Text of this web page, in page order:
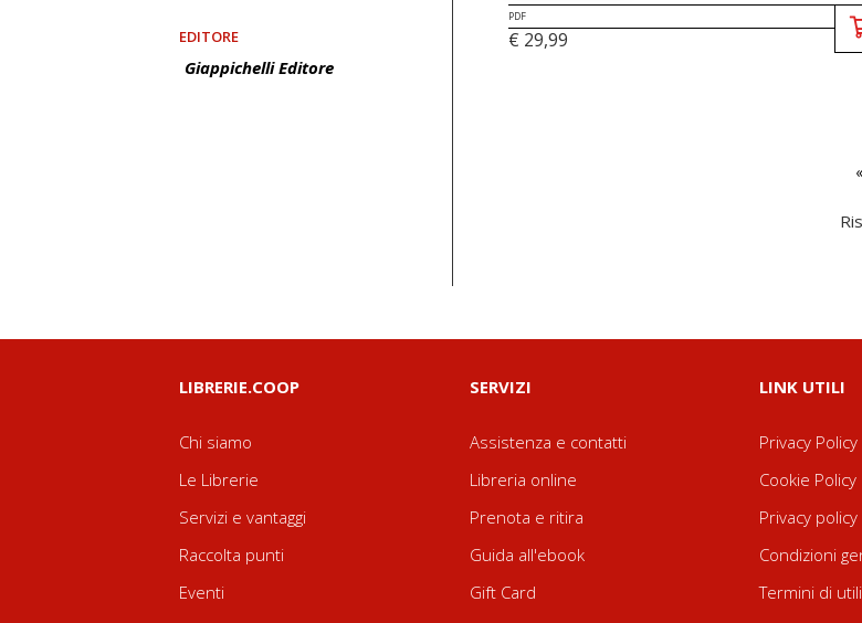
EDITORE
Giappichelli Editore
PDF
€ 29,99
«
LIBRERIE.COOP
Chi siamo
Le Librerie
Servizi e vantaggi
Raccolta punti
Eventi
SERVIZI
Assistenza e contatti
Libreria online
Prenota e ritira
Guida all'ebook
Gift Card
LINK UTILI
Privacy Policy
Cookie Policy
Privacy
Condizioni
Termini di